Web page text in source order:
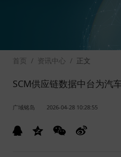
首页 / 资讯中心 / 正文
SCM供应链数据中台为汽
广域铭岛 2026-04-28 10:28:55